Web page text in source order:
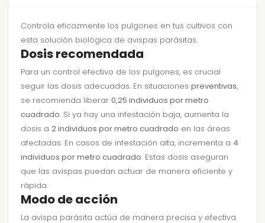
Controla eficazmente los pulgones en tus cultivos con
esta solución biológica de avispas parásitas.
Dosis recomendada
Para un control efectivo de los pulgones, es crucial
seguir las dosis adecuadas. En situaciones preventivas,
se recomienda liberar 0,25 individuos por metro
cuadrado. Si ya hay una infestación baja, aumenta la
dosis a 2 individuos por metro cuadrado en las áreas
afectadas. En casos de infestación alta, incrementa a 4
individuos por metro cuadrado. Estas dosis aseguran
que las avispas puedan actuar de manera eficiente y
rápida.
Modo de acción
La avispa parásita actúa de manera precisa y efectiva.